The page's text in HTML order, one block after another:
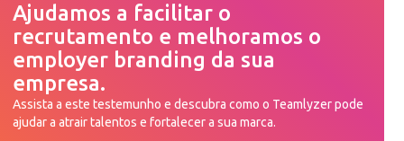
Ajudamos a facilitar o
recrutamento e melhoramos o
employer branding da sua
empresa.
Assista a este testemunho e descubra como o Teamlyzer pode
ajudar a atrair talentos e fortalecer a sua marca.